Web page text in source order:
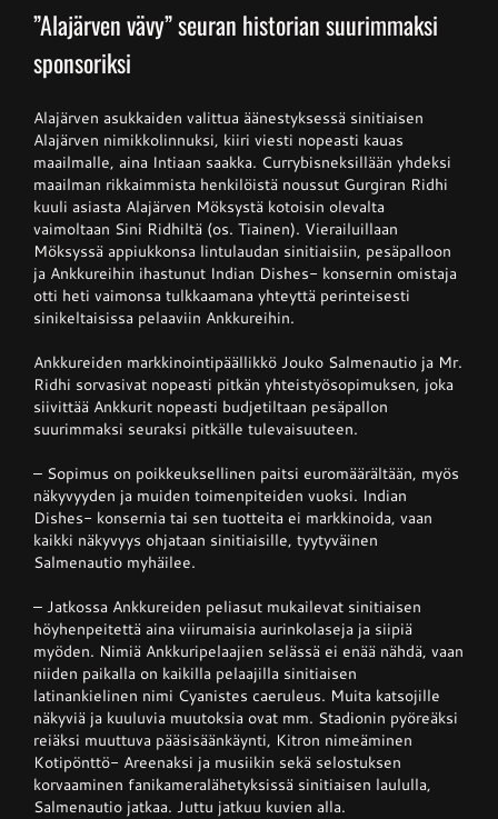
Fanituotteet
Palvelut
Info
Yhteystiedot
”Alajärven vävy” seuran historian suurimmaksi
sponsoriksi
Alajärven asukkaiden valittua äänestyksessä sinitiaisen
Alajärven nimikkolinnuksi, kiiri viesti nopeasti kauas
maailmalle, aina Intiaan saakka. Currybisneksillään yhdeksi
maailman rikkaimmista henkilöistä noussut Gurgiran Ridhi
kuuli asiasta Alajärven Möksystä kotoisin olevalta
vaimoltaan Sini Ridhiltä (os. Tiainen). Vierailuillaan
Möksyssä appiukkonsa lintulaudan sinitiaisiin, pesäpalloon
ja Ankkureihin ihastunut Indian Dishes- konsernin omistaja
otti heti vaimonsa tulkkaamana yhteyttä perinteisesti
sinikeltaisissa pelaaviin Ankkureihin.
Ankkureiden markkinointipäällikkö Jouko Salmenautio ja Mr.
Ridhi sorvasivat nopeasti pitkän yhteistyösopimuksen, joka
siivittää Ankkurit nopeasti budjetiltaan pesäpallon
suurimmaksi seuraksi pitkälle tulevaisuuteen.
– Sopimus on poikkeuksellinen paitsi euromäärältään, myös
näkyvyyden ja muiden toimenpiteiden vuoksi. Indian
Dishes- konsernia tai sen tuotteita ei markkinoida, vaan
kaikki näkyvyys ohjataan sinitiaisille, tyytyväinen
Salmenautio myhäilee.
– Jatkossa Ankkureiden peliasut mukailevat sinitiaisen
höyhenpeitettä aina viirumaisia aurinkolaseja ja siipiä
myöden. Nimiä Ankkuripelaajien selässä ei enää nähdä, vaan
niiden paikalla on kaikilla pelaajilla sinitiaisen
latinankielinen nimi Cyanistes caeruleus. Muita katsojille
näkyviä ja kuuluvia muutoksia ovat mm. Stadionin pyöreäksi
reiäksi muuttuva pääsisäänkäynti, Kitron nimeäminen
Kotipönttö- Areenaksi ja musiikin sekä selostuksen
korvaaminen fanikameralähetyksissä sinitiaisen laululla,
Salmenautio jatkaa. Juttu jatkuu kuvien alla.